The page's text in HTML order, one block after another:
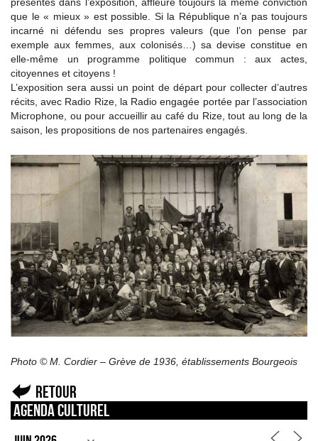
que le « mieux » est possible. Si la République n’a pas toujours
incarné ni défendu ses propres valeurs (que l’on pense par
exemple aux femmes, aux colonisés…) sa devise constitue en
elle-même un programme politique commun : aux actes,
citoyennes et citoyens !
L’exposition sera aussi un point de départ pour collecter d’autres
récits, avec Radio Rize, la Radio engagée portée par l’association
Microphone, ou pour accueillir au café du Rize, tout au long de la
saison, les propositions de nos partenaires engagés.
Photo © M. Cordier – Grève de 1936, établissements Bourgeois
Retour
Agenda culturel